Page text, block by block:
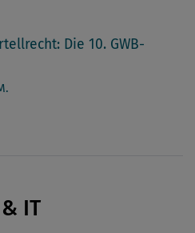
Die 10. GWB-
IT